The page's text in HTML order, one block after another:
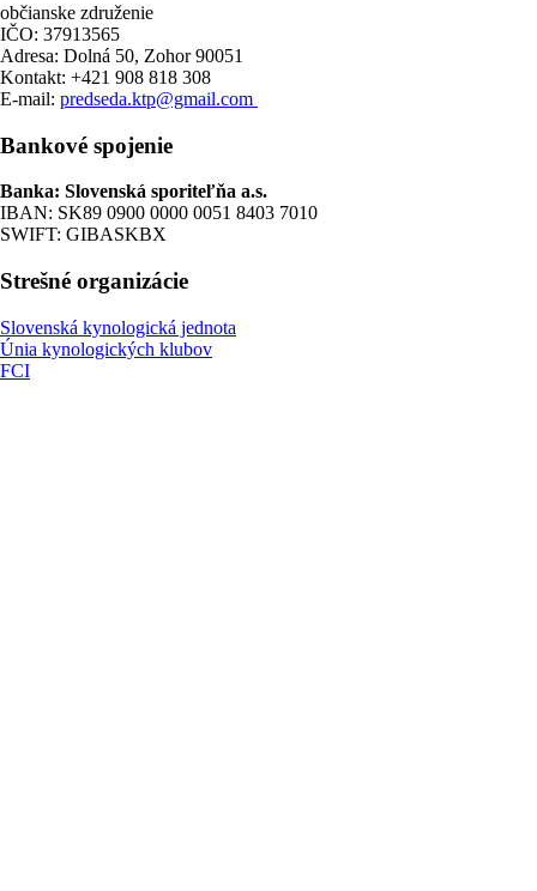
občianske združenie
IČO: 37913565
Adresa: Dolná 50, Zohor 90051
Kontakt: +421 908 818 308
E-mail: predseda.ktp@gmail.com
Bankové spojenie
Banka: Slovenská sporiteľňa a.s.
IBAN: SK89 0900 0000 0051 8403 7010
SWIFT: GIBASKBX
Strešné organizácie
Slovenská kynologická jednota
Únia kynologických klubov
FCI